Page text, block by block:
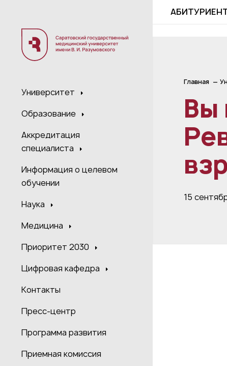
Университет
Образование
Аккредитация
специалиста
Информация о целевом
обучении
Наука
Медицина
Приоритет 2030
Цифровая кафедра
Контакты
Пресс-центр
Программа развития
Приемная комиссия
Главная
Вы
15